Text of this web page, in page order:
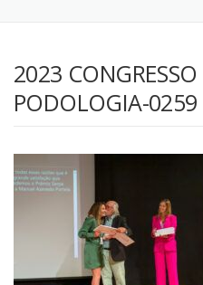
CONGRESSOS REVISTA
2023
PODOLOGIA-0259